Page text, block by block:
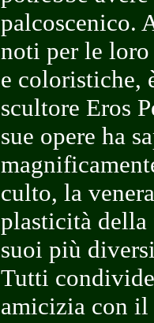
palcoscenico.
noti per le
e coloristiche,
scultore Eros
sue opere ha
culto, la
plasticità della
suoi più
Tutti
amicizia con il